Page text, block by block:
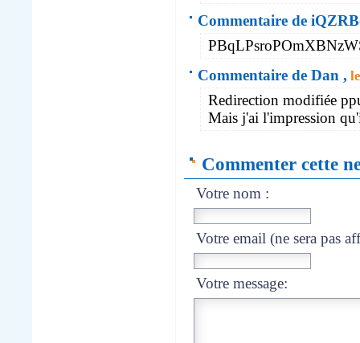
Commentaire de
Commentaire de Dan ,
Redirection modifiée
Mais j'ai l'impression
Commenter cette
Votre nom :
Votre email (ne sera pas
Votre message: